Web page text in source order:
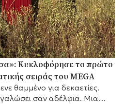
Κυκλοφόρησε το πρώτο
σειράς του MEGA
θαμμένο για δεκαετίες.
σαν αδέλφια. Μια